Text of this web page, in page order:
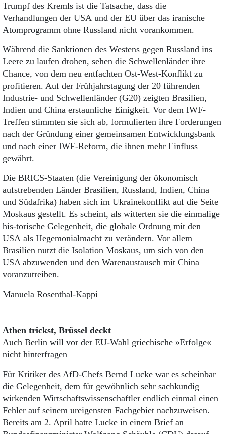
Trumpf des Kremls ist die Tatsache, dass die
Verhandlungen der USA und der EU über das iranische
Atomprogramm ohne Russland nicht vorankommen.
Während die Sanktionen des Westens gegen Russland ins
Leere zu laufen drohen, sehen die Schwellenländer ihre
Chance, von dem neu entfachten Ost-West-Konflikt zu
profitieren. Auf der Frühjahrstagung der 20 führenden
Industrie- und Schwellenländer (G20) zeigten Brasilien,
Indien und China erstaunliche Einigkeit. Vor dem IWF-
Treffen stimmten sie sich ab, formulierten ihre Forderungen
nach der Gründung einer gemeinsamen Entwicklungsbank
und nach einer IWF-Reform, die ihnen mehr Einfluss
gewährt.
Die BRICS-Staaten (die Vereinigung der ökonomisch
aufstrebenden Länder Brasilien, Russland, Indien, China
und Südafrika) haben sich im Ukrainekonflikt auf die Seite
Moskaus gestellt. Es scheint, als witterten sie die einmalige
his-torische Gelegenheit, die globale Ordnung mit den
USA als Hegemonialmacht zu verändern. Vor allem
Brasilien nutzt die Isolation Moskaus, um sich von den
USA abzuwenden und den Warenaustausch mit China
voranzutreiben.
Manuela Rosenthal-Kappi
Athen trickst, Brüssel deckt
Auch Berlin will vor der EU-Wahl griechische »Erfolge«
nicht hinterfragen
Für Kritiker des AfD-Chefs Bernd Lucke war es scheinbar
die Gelegenheit, dem für gewöhnlich sehr sachkundig
wirkenden Wirtschaftswissenschaftler endlich einmal einen
Fehler auf seinem ureigensten Fachgebiet nachzuweisen.
Bereits am 2. April hatte Lucke in einem Brief an